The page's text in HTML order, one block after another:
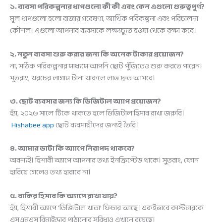
১. ব্যবসা পরিকল্পনার ধাপগুলো কী কী এবং কেন এগুলো গুরুত্বপূর্ণ?
মূল ধাপগুলো হলো বাজার গবেষণা, আর্থিক পরিকল্পনা এবং পরিচালনা
কৌশল। এগুলো আপনার ব্যবসাকে লক্ষ্যচ্যুত হওয়া থেকে রক্ষা করে।
২. নতুন ব্যবসা শুরু করার জন্য কি অনেক টাকার প্রয়োজন?
না, সঠিক পরিকল্পনার মাধ্যমে আপনি ছোট পুঁজিতেও শুরু করতে পারেন।
সুতরাং, খরচের লাগাম টানা থাকলে লাভ দ্রুত আসবে।
৩. ছোট ব্যবসার জন্য কি ডিজিটাল অ্যাপ প্রয়োজন?
হ্যাঁ, ২০২৬ সালে টিকে থাকতে হলে ডিজিটাল হিসাব রাখা জরুরি।
Hishabee appছোট ব্যবসায়ীদের জন্যই তৈরি।
৪. আমার ডাটা কি অ্যাপে নিরাপদ থাকবে?
অবশ্যই। হিশাবী অ্যাপে আপনার তথ্য ইনক্রিপ্টেড থাকে। সুতরাং, ফোন
হারিয়ে গেলেও তথ্য হারাবে না।
৫. বাকির হিসাব কি অ্যাপে রাখা যায়?
হ্যাঁ, হিশাবী অ্যাপে ‘ডিজিটাল খাতা’ ফিচার আছে। একইভাবে কাস্টমারকে